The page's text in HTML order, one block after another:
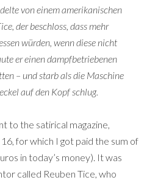
von einem amerikanischen
der beschloss, dass mehr
würden, wenn diese nicht
er einen dampfbetriebenen
– und starb als die Maschine
auf den Kopf schlug.
to the satirical magazine,
for which I got paid the sum of
in today’s money). It was
called Reuben Tice, who